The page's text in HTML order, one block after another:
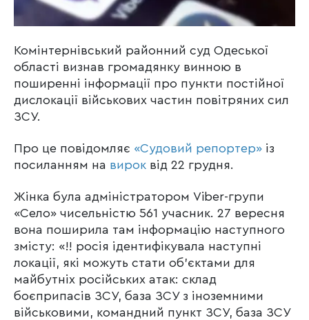
Комінтернівський районний суд Одеської
області визнав громадянку винною в
поширенні інформації про пункти постійної
дислокації військових частин повітряних сил
ЗСУ.
Про це повідомляє «Судовий репортер» із
посиланням на вирок від 22 грудня.
Жінка була адміністратором Viber-групи
«Село» чисельністю 561 учасник. 27 вересня
вона поширила там інформацію наступного
змісту: «!! росія ідентифікувала наступні
локації, які можуть стати об’єктами для
майбутніх російських атак: склад
боєприпасів ЗСУ, база ЗСУ з іноземними
військовими, командний пункт ЗСУ, база ЗСУ